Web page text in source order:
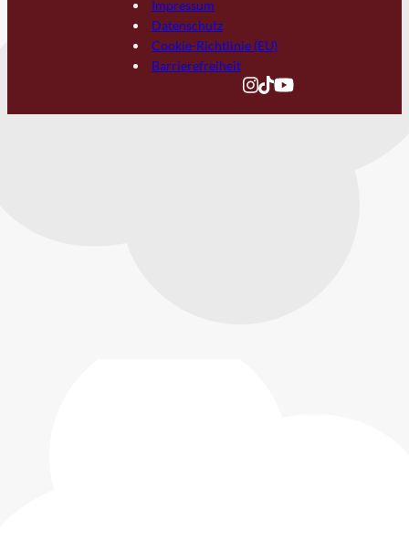
Impressum
Datenschutz
Cookie-Richtlinie (EU)
Barrierefreiheit